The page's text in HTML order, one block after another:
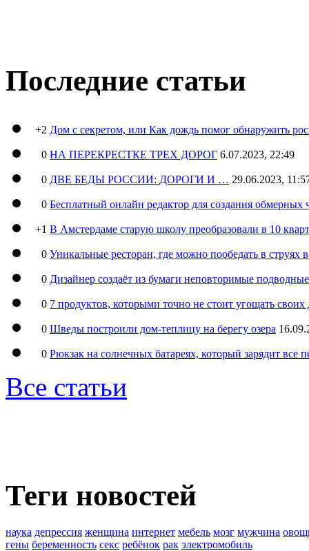
Последние статьи
+2 Дом с секретом, или Как дождь помог обнаружить
0 НА ПЕРЕКРЕСТКЕ ТРЕХ ДОРОГ 6.07.2023, 22:49
0 ДВЕ БЕДЫ РОССИИ: ДОРОГИ И … 29.06.2023,
0 Бесплатный онлайн редактор для создания обмерных
+1 В Амстердаме старую школу преобразовали в 10
0 Уникальные ресторан, где можно пообедать в струях
0 Дизайнер создаёт из бумаги неповторимые
0 7 продуктов, которыми точно не стоит угощать
0 Шведы построили дом-теплицу на берегу озера
0 Рюкзак на солнечных батареях, который зарядит все
Все статьи
Теги новостей
наука депрессия женщина интернет мебель мозг мужчина
гены беременность секс ребёнок рак электромобиль